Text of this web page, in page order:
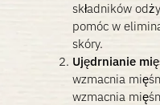
składników
pomóc w
skóry.
Ujędrnianie
wzmacnia
wzmacnia